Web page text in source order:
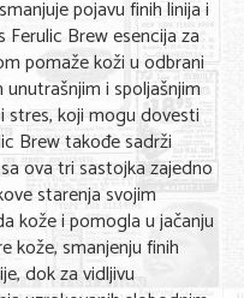
pojavu finih linija i
Ferulic Brew esencija za
pomaže koži u odbrani
i spoljašnjim
stres, koji mogu dovesti
Brew takođe sadrži
ova tri sastojka zajedno
starenja svojim
kože i pomogla u jačanju
kože, smanjenju finih
dok za vidljivu